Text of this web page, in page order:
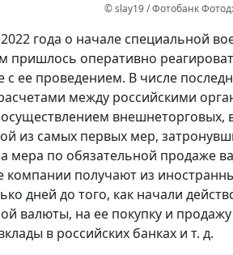
© slay19 / Фотобанк
года о начале специальной
пришлось оперативно
с ее проведением. В числе
между российскими
внешнеторговых,
из самых первых мер,
мера по обязательной продаже
компании получают из
дней до того, как начали
валюты, на ее покупку и
в российских банках и т. д.